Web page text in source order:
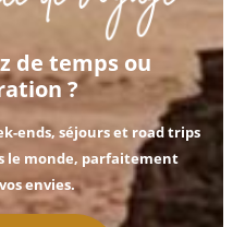
de temps ou
?
ends, séjours et road trips
le monde, parfaitement
envies.